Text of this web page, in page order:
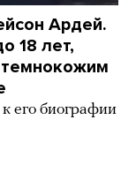
Ардей.
18 лет,
его биографии